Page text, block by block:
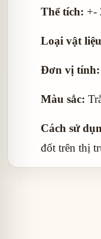
Thể tích: +-
Loại vật
Đơn vị tính:
Màu sắc:
Cách sử
đốt trên thị